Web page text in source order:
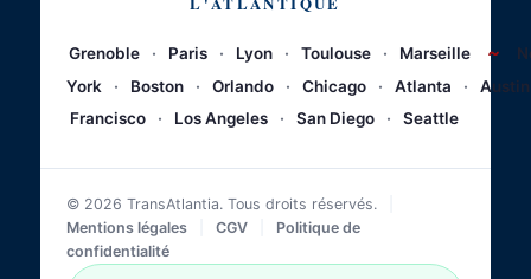
Grenoble · Paris · Lyon · Toulouse · Marseille ~
York
· Boston · Orlando · Chicago · Atlanta ·
Austin
Francisco
· Los Angeles · San Diego · Seattle
© 2026 TransAtlantia. Tous droits réservés.
Mentions légales
CGV
Politique de
confidentialité